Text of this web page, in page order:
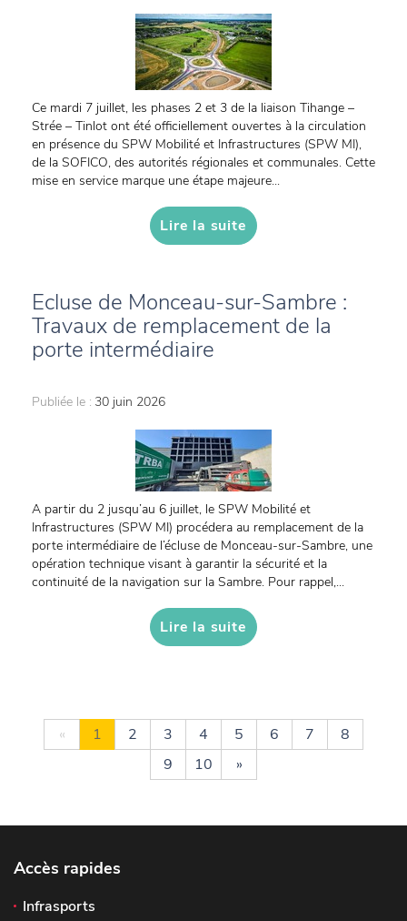
Ce mardi 7 juillet, les phases 2 et 3 de la liaison Tihange –
Strée – Tinlot ont été officiellement ouvertes à la circulation
en présence du SPW Mobilité et Infrastructures (SPW MI),
de la SOFICO, des autorités régionales et communales. Cette
mise en service marque une étape majeure...
Lire la suite
Ecluse de Monceau-sur-Sambre :
Travaux de remplacement de la
porte intermédiaire
Publiée le : 30 juin 2026
A partir du 2 jusqu’au 6 juillet, le SPW Mobilité et
Infrastructures (SPW MI) procédera au remplacement de la
porte intermédiaire de l’écluse de Monceau-sur-Sambre, une
opération technique visant à garantir la sécurité et la
continuité de la navigation sur la Sambre. Pour rappel,...
Lire la suite
« 1 2 3 4 5 6 7
8
9
10 »
Accès rapides
Infrasports